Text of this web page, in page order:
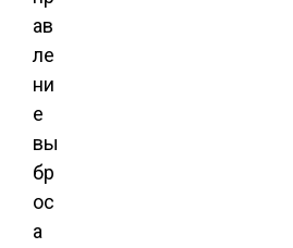
ав
ле
ни
е
вы
бр
ос
а